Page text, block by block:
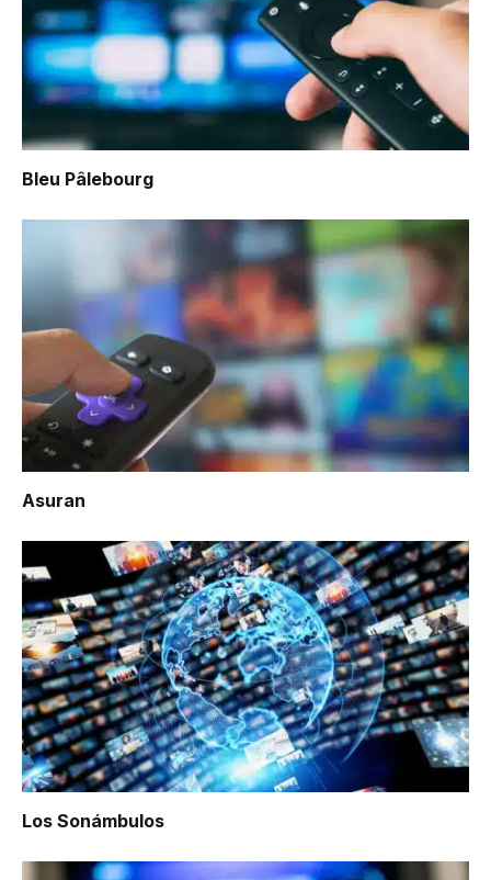
Bleu Pâlebourg
Asuran
Los Sonámbulos